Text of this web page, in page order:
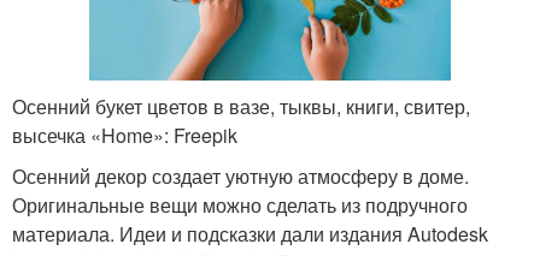
Осенний букет цветов в вазе, тыквы, книги, свитер,
высечка «Home»: Freepik
Осенний декор создает уютную атмосферу в доме.
Оригинальные вещи можно сделать из подручного
материала. Идеи и подсказки дали издания Autodesk